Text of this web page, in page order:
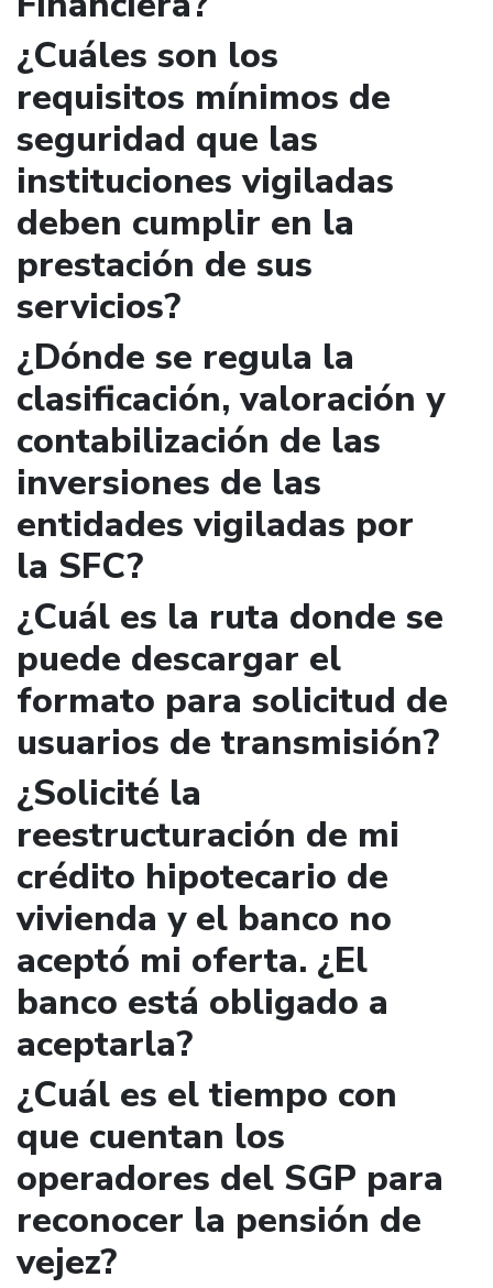
¿Cuáles son los
requisitos mínimos de
seguridad que las
instituciones vigiladas
deben cumplir en la
prestación de sus
servicios?
¿Dónde se regula la
clasificación, valoración y
contabilización de las
inversiones de las
entidades vigiladas por
la SFC?
¿Cuál es la ruta donde se
puede descargar el
formato para solicitud de
usuarios de transmisión?
¿Solicité la
reestructuración de mi
crédito hipotecario de
vivienda y el banco no
aceptó mi oferta. ¿El
banco está obligado a
aceptarla?
¿Cuál es el tiempo con
que cuentan los
operadores del SGP para
reconocer la pensión de
vejez?